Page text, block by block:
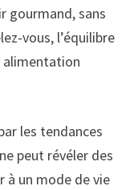
gourmand, sans
vous, l’équilibre
alimentation
les tendances
peut révéler des
à un mode de vie